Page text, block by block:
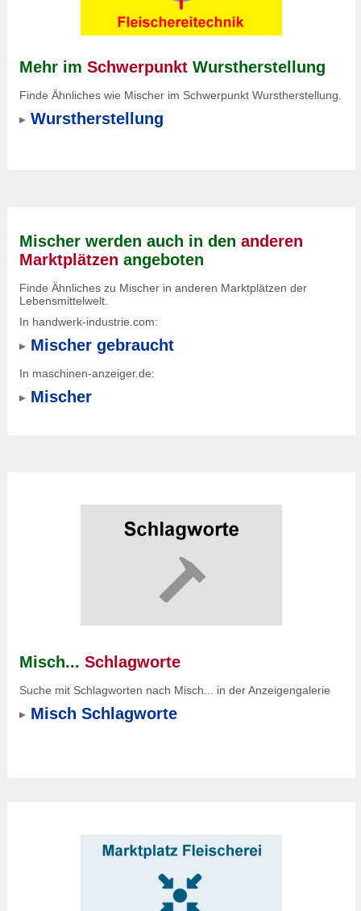
Mehr im Schwerpunkt Wurstherstellung
Finde Ähnliches wie Mischer im Schwerpunkt Wurstherstellung.
Wurstherstellung
Mischer werden auch in den anderen
Marktplätzen angeboten
Finde Ähnliches zu Mischer in anderen Marktplätzen der
Lebensmittelwelt.
In handwerk-industrie.com:
Mischer gebraucht
In maschinen-anzeiger.de:
Mischer
Misch... Schlagworte
Suche mit Schlagworten nach Misch... in der Anzeigengalerie
Misch Schlagworte